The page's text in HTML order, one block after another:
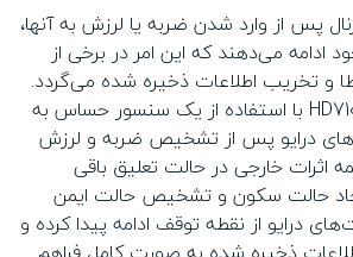
پس از وارد شدن ضربه یا لرزش به آنها،
ادامه می‌دهند که این امر در برخی از
و تخریب اطلاعات ذخیره شده می‌گردد.
اما در درایوهای HD710 Pro با استفاده از یک سنسور حساس به
درایو پس از تشخیص ضربه و لرزش
اثرات خارجی در حالت تعلیق باقی
حالت سکون و تشخیص حالت ایمن
درایو از نقطه توقف ادامه پیدا کرده و